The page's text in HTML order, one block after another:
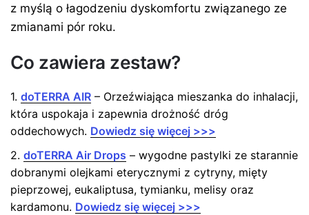
z myślą o łagodzeniu dyskomfortu związanego ze
zmianami pór roku.
Co zawiera zestaw?
1. doTERRA AIR – Orzeźwiająca mieszanka do inhalacji,
która uspokaja i zapewnia drożność dróg
oddechowych. Dowiedz się więcej >>>
2. doTERRA Air Drops – wygodne pastylki ze starannie
dobranymi olejkami eterycznymi z cytryny, mięty
pieprzowej, eukaliptusa, tymianku, melisy oraz
kardamonu. Dowiedz się więcej >>>